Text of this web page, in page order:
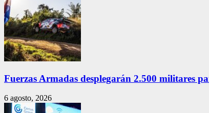
Fuerzas Armadas desplegarán 2.500 militares
6 agosto, 2026